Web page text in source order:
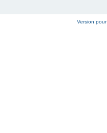
Version